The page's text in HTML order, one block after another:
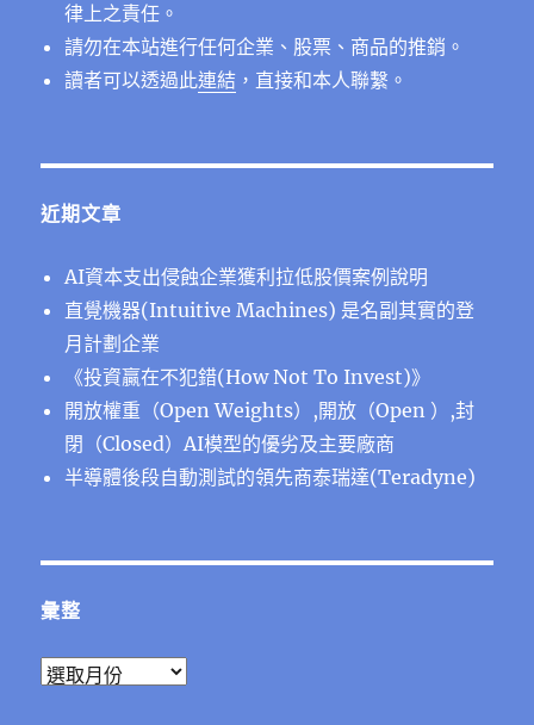
律上之責任。
請勿在本站進行任何企業、股票、商品的推銷。
讀者可以透過此連結 ，直接和本人聯繫。
近期文章
AI資本支出侵蝕企業獲利拉低股價案例說明
直覺機器(Intuitive Machines) 是名副其實的登
月計劃企業
《投資贏在不犯錯(How Not To Invest)》
開放權重（Open Weights）,開放（Open ）,封
閉（Closed）AI模型的優劣及主要廠商
半導體後段⾃動測試的領先商泰瑞達(Teradyne)
彙整
彙